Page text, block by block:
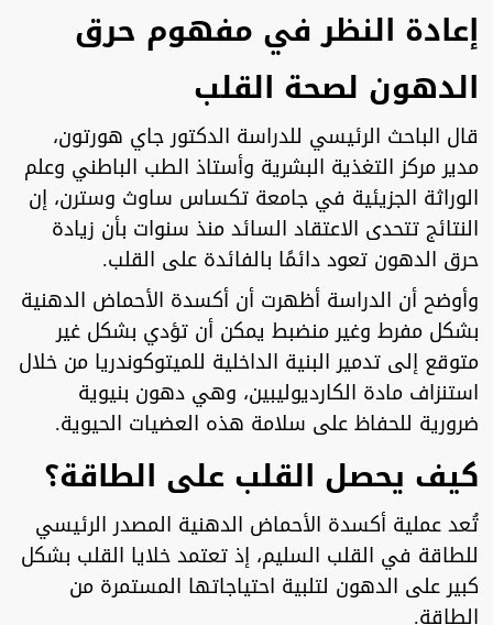
إعادة النظر في مفهوم حرق
الدهون لصحة القلب
قال الباحث الرئيسي للدراسة الدكتور جاي هورتون،
مدير مركز التغذية البشرية وأستاذ الطب الباطني وعلم
الوراثة الجزيئية في جامعة تكساس ساوث وسترن، إن
النتائج تتحدى الاعتقاد السائد منذ سنوات بأن زيادة
حرق الدهون تعود دائمًا بالفائدة على القلب.
وأوضح أن الدراسة أظهرت أن أكسدة الأحماض الدهنية
بشكل مفرط وغير منضبط يمكن أن تؤدي بشكل غير
متوقع إلى تدمير البنية الداخلية للميتوكوندريا من خلال
استنزاف مادة الكارديوليبين، وهي دهون بنيوية
ضرورية للحفاظ على سلامة هذه العضيات الحيوية.
كيف يحصل القلب على الطاقة؟
تُعد عملية أكسدة الأحماض الدهنية المصدر الرئيسي
للطاقة في القلب السليم، إذ تعتمد خلايا القلب بشكل
كبير على الدهون لتلبية احتياجاتها المستمرة من